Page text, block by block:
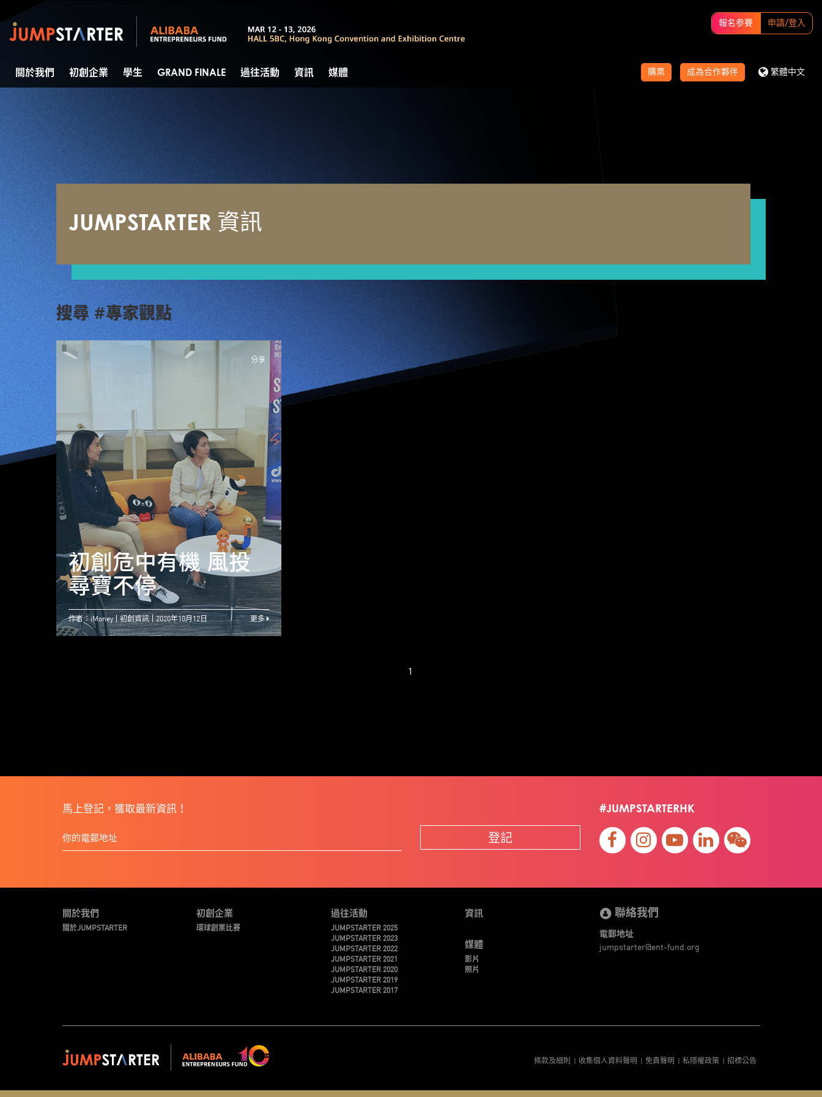
報名参賽 申請/登入
購票 成為合作夥伴 繁體中文
關於我們 初創企業 學生 GRAND FINALE 過往活動 資訊 媒體
JUMPSTARTER 資訊
搜尋 #專家觀點
分享
初創危中有機 風投
尋寶不停
作者：iMoney 初創資訊 2020年10月12日 更多
1
馬上登記，獲取最新資訊！
登記
#JUMPSTARTERHK
關於我們
關於JUMPSTARTER
初創企業
環球創業比賽
過往活動
JUMPSTARTER 2025
JUMPSTARTER 2023
JUMPSTARTER 2022
JUMPSTARTER 2021
JUMPSTARTER 2020
JUMPSTARTER 2019
JUMPSTARTER 2017
資訊
媒體
影片
照片
聯絡我們
電郵地址
jumpstarter@ent-fund.org
條款及細則 收集個人資料聲明 免責聲明 私隱權政策 招標公告